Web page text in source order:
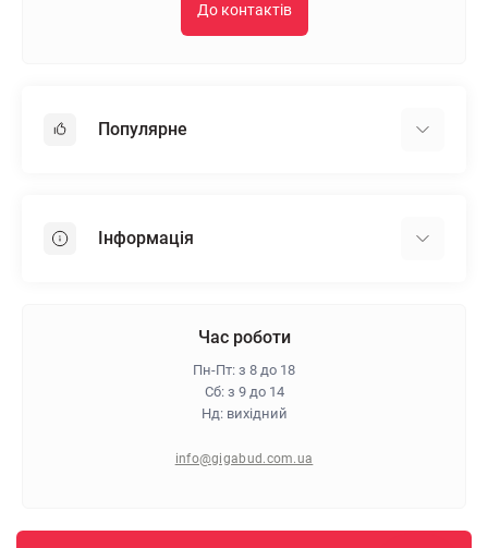
До контактів
Популярне
Пінопласт
Інформація
Гарантія та повернення
Політика конфіденційності
Час роботи
Пн-Пт: з 8 до 18
Сб: з 9 до 14
Нд: вихідний
info@gigabud.com.ua